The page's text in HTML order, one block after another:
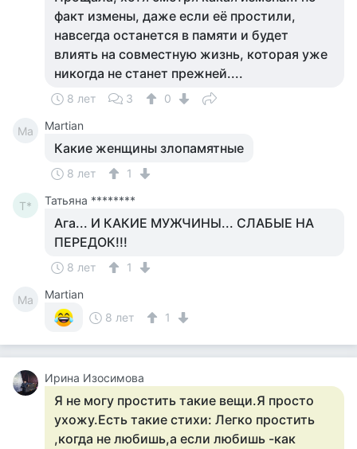
факт измены, даже если её простили,
навсегда останется в памяти и будет
влиять на совместную жизнь, которая уже
никогда не станет прежней....
8 лет 3 0
Ma Martian
Какие женщины злопамятные
8 лет 1
Т* Татьяна ********
Ага... И КАКИЕ МУЖЧИНЫ... СЛАБЫЕ НА
ПЕРЕДОК!!!
8 лет 1
Ma
Martian
8 лет
1
Ирина Изосимова
Я не могу простить такие вещи.Я просто
ухожу.Есть такие стихи: Легко простить
,когда не любишь,а если любишь -как